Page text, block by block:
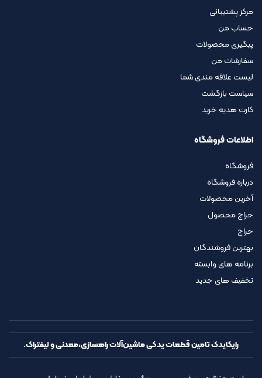
مرکز پشتیبانی
حساب من
پیگیری محصولات
سفارشات من
لیست علاقه مندی شما
سیاست بازگشت
کارت هدیه خرید
اطلاعات فروشگاه
فروشگاه
درباره فروشگاه
آخرین محصولات
حراج محصول
حراج
بهترین فروشندگان
برنامه های وابسته
تخفیف های جدید
رایکایدک تامین قطعات یدکی ماشین‌آلات راهسازی،معدنی و لیفتراک.